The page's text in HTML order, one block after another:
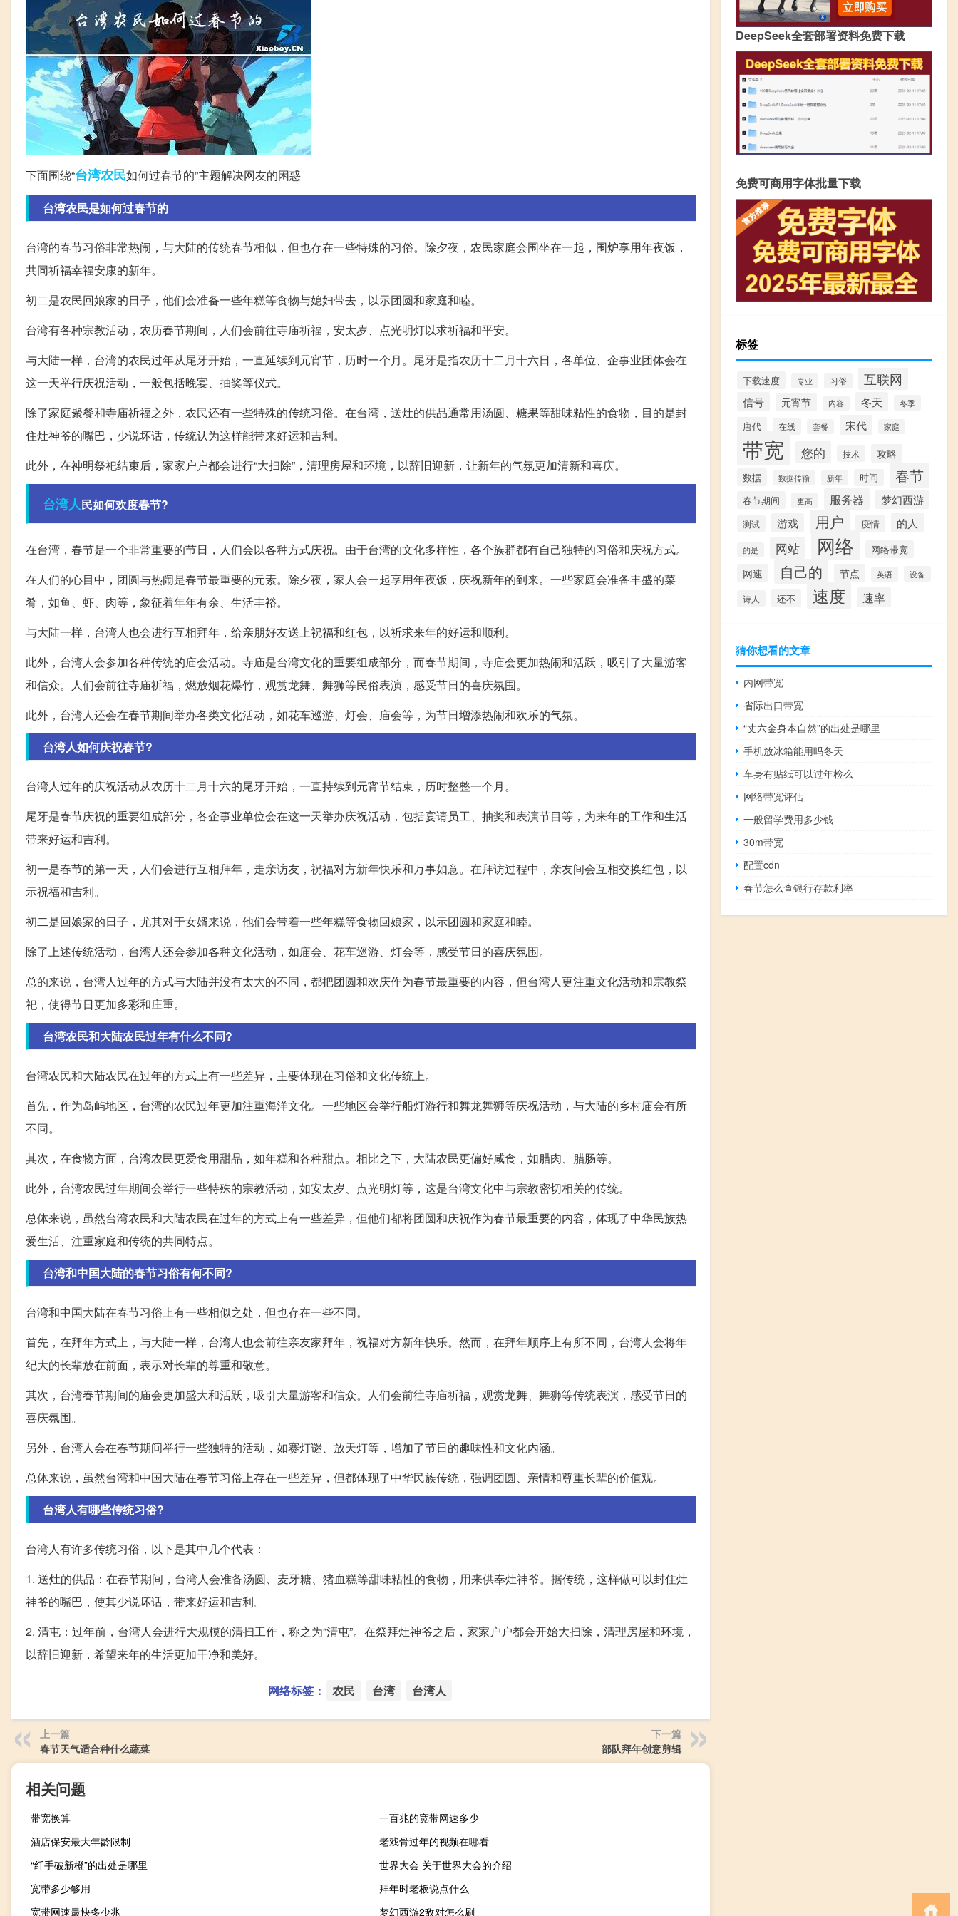
下面围绕“台湾农民如何过春节的”主题解决网友的困惑
台湾农民是如何过春节的
台湾的春节习俗非常热闹，与大陆的传统春节相似，但也存在一些特殊的习俗。除夕夜，农民家庭会围坐在一起，围炉享用年夜饭，
共同祈福幸福安康的新年。
初二是农民回娘家的日子，他们会准备一些年糕等食物与媳妇带去，以示团圆和家庭和睦。
台湾有各种宗教活动，农历春节期间，人们会前往寺庙祈福，安太岁、点光明灯以求祈福和平安。
与大陆一样，台湾的农民过年从尾牙开始，一直延续到元宵节，历时一个月。尾牙是指农历十二月十六日，各单位、企事业团体会在
这一天举行庆祝活动，一般包括晚宴、抽奖等仪式。
除了家庭聚餐和寺庙祈福之外，农民还有一些特殊的传统习俗。在台湾，送灶的供品通常用汤圆、糖果等甜味粘性的食物，目的是封
住灶神爷的嘴巴，少说坏话，传统认为这样能带来好运和吉利。
此外，在神明祭祀结束后，家家户户都会进行“大扫除”，清理房屋和环境，以辞旧迎新，让新年的气氛更加清新和喜庆。
台湾人民如何欢度春节?
在台湾，春节是一个非常重要的节日，人们会以各种方式庆祝。由于台湾的文化多样性，各个族群都有自己独特的习俗和庆祝方式。
在人们的心目中，团圆与热闹是春节最重要的元素。除夕夜，家人会一起享用年夜饭，庆祝新年的到来。一些家庭会准备丰盛的菜
肴，如鱼、虾、肉等，象征着年年有余、生活丰裕。
与大陆一样，台湾人也会进行互相拜年，给亲朋好友送上祝福和红包，以祈求来年的好运和顺利。
此外，台湾人会参加各种传统的庙会活动。寺庙是台湾文化的重要组成部分，而春节期间，寺庙会更加热闹和活跃，吸引了大量游客
和信众。人们会前往寺庙祈福，燃放烟花爆竹，观赏龙舞、舞狮等民俗表演，感受节日的喜庆氛围。
此外，台湾人还会在春节期间举办各类文化活动，如花车巡游、灯会、庙会等，为节日增添热闹和欢乐的气氛。
台湾人如何庆祝春节?
台湾人过年的庆祝活动从农历十二月十六的尾牙开始，一直持续到元宵节结束，历时整整一个月。
尾牙是春节庆祝的重要组成部分，各企事业单位会在这一天举办庆祝活动，包括宴请员工、抽奖和表演节目等，为来年的工作和生活
带来好运和吉利。
初一是春节的第一天，人们会进行互相拜年，走亲访友，祝福对方新年快乐和万事如意。在拜访过程中，亲友间会互相交换红包，以
示祝福和吉利。
初二是回娘家的日子，尤其对于女婿来说，他们会带着一些年糕等食物回娘家，以示团圆和家庭和睦。
除了上述传统活动，台湾人还会参加各种文化活动，如庙会、花车巡游、灯会等，感受节日的喜庆氛围。
总的来说，台湾人过年的方式与大陆并没有太大的不同，都把团圆和欢庆作为春节最重要的内容，但台湾人更注重文化活动和宗教祭
祀，使得节日更加多彩和庄重。
台湾农民和大陆农民过年有什么不同?
台湾农民和大陆农民在过年的方式上有一些差异，主要体现在习俗和文化传统上。
首先，作为岛屿地区，台湾的农民过年更加注重海洋文化。一些地区会举行船灯游行和舞龙舞狮等庆祝活动，与大陆的乡村庙会有所
不同。
其次，在食物方面，台湾农民更爱食用甜品，如年糕和各种甜点。相比之下，大陆农民更偏好咸食，如腊肉、腊肠等。
此外，台湾农民过年期间会举行一些特殊的宗教活动，如安太岁、点光明灯等，这是台湾文化中与宗教密切相关的传统。
总体来说，虽然台湾农民和大陆农民在过年的方式上有一些差异，但他们都将团圆和庆祝作为春节最重要的内容，体现了中华民族热
爱生活、注重家庭和传统的共同特点。
台湾和中国大陆的春节习俗有何不同?
台湾和中国大陆在春节习俗上有一些相似之处，但也存在一些不同。
首先，在拜年方式上，与大陆一样，台湾人也会前往亲友家拜年，祝福对方新年快乐。然而，在拜年顺序上有所不同，台湾人会将年
纪大的长辈放在前面，表示对长辈的尊重和敬意。
其次，台湾春节期间的庙会更加盛大和活跃，吸引大量游客和信众。人们会前往寺庙祈福，观赏龙舞、舞狮等传统表演，感受节日的
喜庆氛围。
另外，台湾人会在春节期间举行一些独特的活动，如赛灯谜、放天灯等，增加了节日的趣味性和文化内涵。
总体来说，虽然台湾和中国大陆在春节习俗上存在一些差异，但都体现了中华民族传统，强调团圆、亲情和尊重长辈的价值观。
台湾人有哪些传统习俗?
台湾人有许多传统习俗，以下是其中几个代表：
1. 送灶的供品：在春节期间，台湾人会准备汤圆、麦牙糖、猪血糕等甜味粘性的食物，用来供奉灶神爷。据传统，这样做可以封住灶
神爷的嘴巴，使其少说坏话，带来好运和吉利。
2. 清屯：过年前，台湾人会进行大规模的清扫工作，称之为“清屯”。在祭拜灶神爷之后，家家户户都会开始大扫除，清理房屋和环境，
以辞旧迎新，希望来年的生活更加干净和美好。
网络标签： 农民 台湾 台湾人
上一篇
春节天气适合种什么蔬菜
下一篇
部队拜年创意剪辑
相关问题
带宽换算
一百兆的宽带网速多少
酒店保安最大年龄限制
老戏骨过年的视频在哪看
“纤手破新橙”的出处是哪里
世界大会 关于世界大会的介绍
宽带多少够用
拜年时老板说点什么
宽带网速最快多少兆
梦幻西游2敌对怎么刷
DeepSeek全套部署资料免费下载
免费可商用字体批量下载
标签
下载速度 专业 习俗 互联网
信号 元宵节 内容 冬天 冬季
唐代 在线 套餐 宋代 家庭
带宽 您的 技术 攻略
数据 数据传输 新年 时间 春节
春节期间 更高 服务器 梦幻西游
测试 游戏 用户 疫情 的人
的是 网站 网络 网络带宽
网速 自己的 节点 英语 设备
诗人 还不 速度 速率
猜你想看的文章
内网带宽
省际出口带宽
“丈六金身本自然”的出处是哪里
手机放冰箱能用吗冬天
车身有贴纸可以过年检么
网络带宽评估
一般留学费用多少钱
30m带宽
配置cdn
春节怎么查银行存款利率